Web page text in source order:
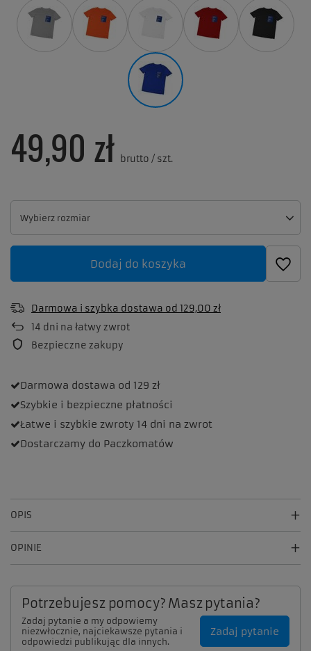
Wybierz rozmiar
Wybierz rozmiar
49,90 zł brutto / szt.
Dodaj do koszyka
Darmowa i szybka dostawa od 129,00 zł
14 dni na łatwy zwrot
Bezpieczne zakupy
Darmowa dostawa od 129 zł
Szybkie i bezpieczne płatności
Łatwe i szybkie zwroty 14 dni na zwrot
Dostarczamy do Paczkomatów
OPIS
OPINIE
Potrzebujesz pomocy? Masz pytania?
Zadaj pytanie a my odpowiemy
niezwłocznie, najciekawsze pytania i
odpowiedzi publikując dla innych.
Zadaj pytanie